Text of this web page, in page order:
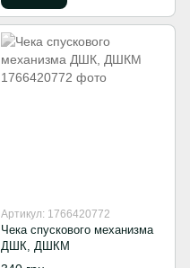
Артикул: 1766420772
Чека спускового механизма
ДШК, ДШКМ